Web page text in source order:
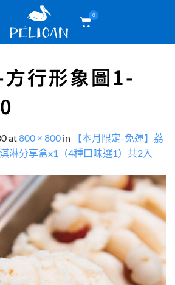
0
行形象圖1-
at800 × 800 in
【本月限定-免運】荔
淋分享盒x1（4種口味選1）共2入